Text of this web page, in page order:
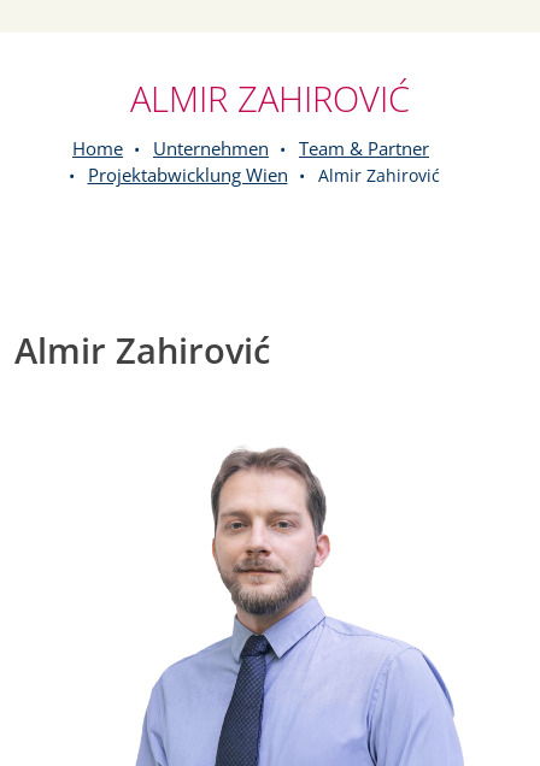
ALMIR ZAHIROVIĆ
Home Unternehmen
Team & Partner
Projektabwicklung Wien
Almir Zahirović
Almir Zahirović